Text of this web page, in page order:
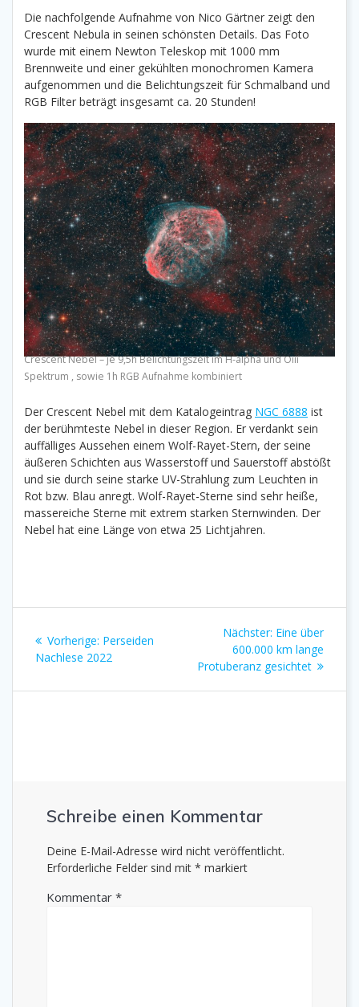
Die nachfolgende Aufnahme von Nico Gärtner zeigt den
Crescent Nebula in seinen schönsten Details. Das Foto
wurde mit einem Newton Teleskop mit 1000 mm
Brennweite und einer gekühlten monochromen Kamera
aufgenommen und die Belichtungszeit für Schmalband und
RGB Filter beträgt insgesamt ca. 20 Stunden!
Crescent Nebel – je 9,5h Belichtungszeit im H-alpha und Oiii
Spektrum , sowie 1h RGB Aufnahme kombiniert
Der Crescent Nebel mit dem Katalogeintrag NGC 6888 ist
der berühmteste Nebel in dieser Region. Er verdankt sein
auffälliges Aussehen einem Wolf-Rayet-Stern, der seine
äußeren Schichten aus Wasserstoff und Sauerstoff abstößt
und sie durch seine starke UV-Strahlung zum Leuchten in
Rot bzw. Blau anregt. Wolf-Rayet-Sterne sind sehr heiße,
massereiche Sterne mit extrem starken Sternwinden. Der
Nebel hat eine Länge von etwa 25 Lichtjahren.
Vorherige: Vorheriger
Beitrag:
Perseiden
Nachlese 2022
Nächster: Nächster
Beitrag:
Eine über
600.000 km lange
Protuberanz gesichtet
Schreibe einen Kommentar
Deine E-Mail-Adresse wird nicht veröffentlicht.
Erforderliche Felder sind mit * markiert
Kommentar *